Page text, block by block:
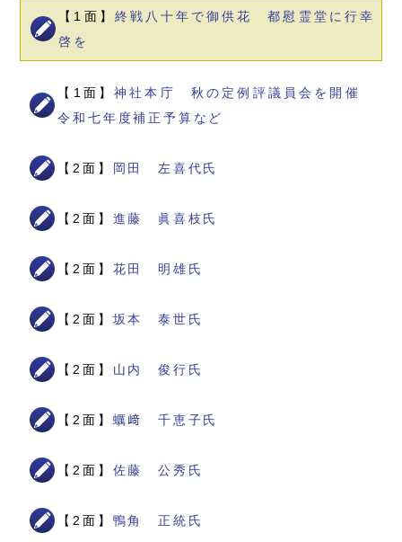
【1面】 終戦八十年で御供花 都慰霊堂に行幸
啓を
【1面】神社本庁 秋の定例評議員会を開催
令和七年度補正予算など
【2面】 岡田 左喜代氏
【2面】 進藤 眞喜枝氏
【2面】 花田 明雄氏
【2面】 坂本 泰世氏
【2面】 山内 俊行氏
【2面】 蠣﨑 千恵子氏
【2面】 佐藤 公秀氏
【2面】 鴨角 正統氏